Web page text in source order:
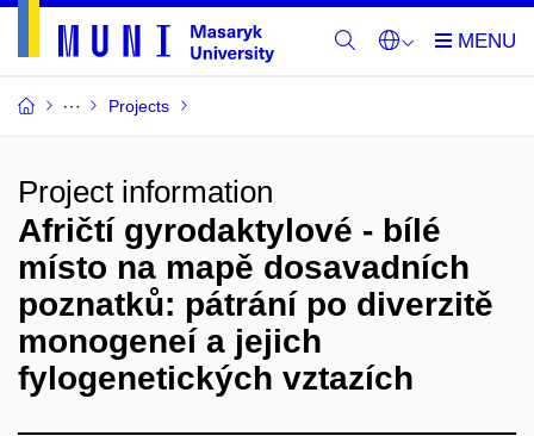
Projects
Project information
Afričtí gyrodaktylové - bílé
místo na mapě dosavadních
poznatků: pátrání po diverzitě
monogeneí a jejich
fylogenetických vztazích